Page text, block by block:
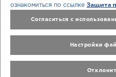
содержимого, в какой-то
BAYER не предоставляет
отношении качества
предоставленной на
сторонние веб-сайты
ознакомиться по ссылке Защита
Согласиться с
Настройки